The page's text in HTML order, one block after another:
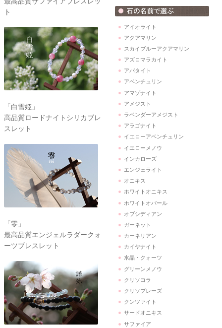
ト
「白雪姫」
高品質ロードナイトシリカブレ
スレット
「零」
最高品質エンジェルラダークォ
ーツブレスレット
アイオライト
アクアマリン
スカイブルーアクアマリン
アズロマラカイト
アパタイト
アベンチュリン
アマゾナイト
アメジスト
ラベンダーアメジスト
アラゴナイト
イエローアベンチュリン
イエローメノウ
インカローズ
エンジェライト
オニキス
ホワイトオニキス
ホワイトオパール
オブシディアン
ガーネット
カーネリアン
カイヤナイト
水晶・クォーツ
グリーンメノウ
クリソコラ
クリソプレーズ
クンツァイト
サードオニキス
サファイア